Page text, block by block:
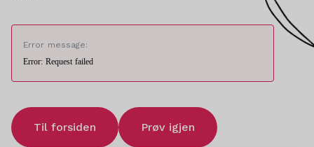
Error message:
Error: Request failed
Til forsiden Prøv igjen